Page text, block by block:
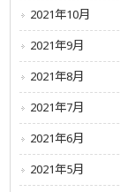
2021年10月
2021年9月
2021年8月
2021年7月
2021年6月
2021年5月